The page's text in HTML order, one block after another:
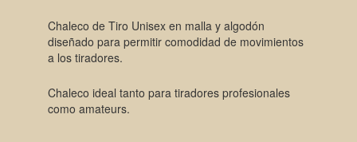
Chaleco de Tiro Unisex en malla y algodón
diseñado para permitir comodidad de movimientos
a los tiradores.
Chaleco ideal tanto para tiradores profesionales
como amateurs.